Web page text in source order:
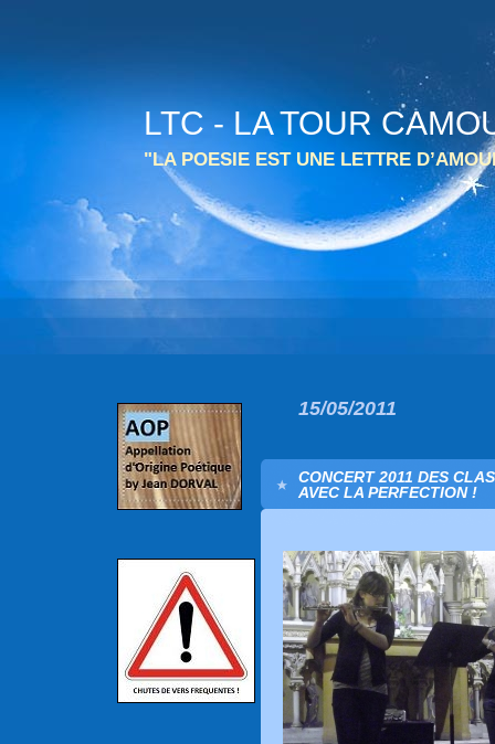
LTC - LA TOUR
"LA POESIE EST UNE LETTRE
15/05/2011
CONCERT 2011 DES
AVEC LA PERFECTION !